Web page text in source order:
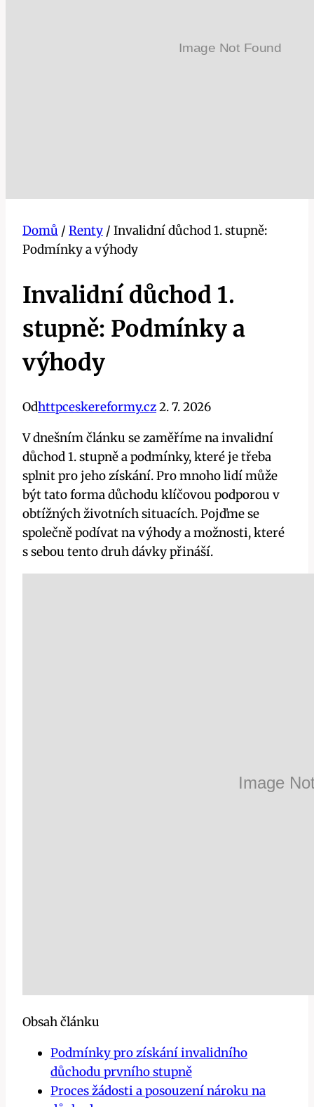
Domů / Renty / Invalidní důchod 1. stupně:
Podmínky a výhody
Invalidní důchod 1.
stupně: Podmínky a
výhody
Odhttpceskereformy.cz2. 7. 2026
V dnešním článku se zaměříme na invalidní
důchod 1. stupně a podmínky, které je třeba
splnit pro jeho získání. Pro mnoho lidí může
být tato forma důchodu klíčovou podporou v
obtížných životních situacích. Pojďme se
společně podívat na výhody a možnosti, které
s sebou tento druh dávky přináší.
Obsah článku
Podmínky pro získání invalidního
důchodu prvního stupně
Proces žádosti a posouzení nároku na